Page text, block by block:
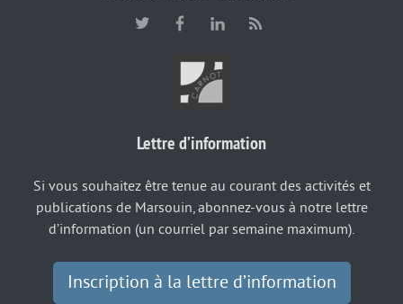
Lettre d’information
Si vous souhaitez être tenue au courant des activités et
publications de Marsouin, abonnez-vous à notre lettre
d’information (un courriel par semaine maximum).
Inscription à la lettre d’information